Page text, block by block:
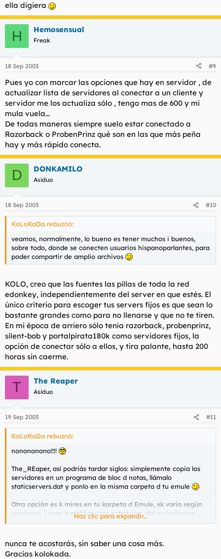
ella digiera
H Hemosensual
Freak
18 Sep 2003 #9
Pues yo con marcar las opciones que hay en servidor , de
actualizar lista de servidores al conectar a un cliente y
servidor me los actualiza sólo , tengo mas de 600 y mi
mula vuela...
De todas maneras siempre suelo estar conectado a
Razorback o ProbenPrinz qué son en las que más peña
hay y más rápido conecta.
D DONKAMILO
Asiduo
18 Sep 2003 #10
KoLoKaDa rebuznó:
veamos, normalmente, lo bueno es tener muchos i buenos,
sobre todo, donde se conecten usuarios hispanoparlantes, para
poder compartir de amplio archivos
KOLO, creo que las fuentes las pillas de toda la red
edonkey, independientemente del server en que estés. El
único criterio para escoger tus servers fijos es que sean lo
bastante grandes como para no llenarse y que no te tiren.
En mi época de arriero sólo tenía razorback, probenprinz,
silent-bob y portalpirata180k como servidores fijos, la
opción de conectar sólo a ellos, y tira palante, hasta 200
horas sin caerme.
T The Reaper
Asiduo
19 Sep 2003 #11
KoLoKaDa rebuznó:
nonononono!!!!
The_REaper, así podriás tardar siglos: simplemente copia los
servidores en un programa de bloc d notas, llámalo
staticservers.dat y ponlo en la misma carpeta d tu emule
Otra opción es k mires en tu karpeta d Emule, xk varia según
versiones, i veas k archivo (con extensión .dat o similar) se
llama "server, staticservers", lo abres con el bloc d notas,
Emule, los borras y simplemente añades estos con cortar pegar
Haz clic para expandir...
nunca te acostarás, sin saber una cosa más.
Gracias kolokada.